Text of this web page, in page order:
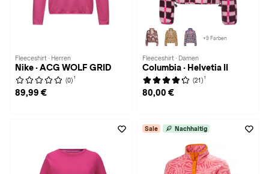
Fleeceshirt · Herren
Nike · ACG WOLF GRID
(0) 1
89,99 €
+9 Farben
Fleeceshirt · Damen
Columbia · Helvetia II
(21) 1
80,00 €
Sale Nachhaltig